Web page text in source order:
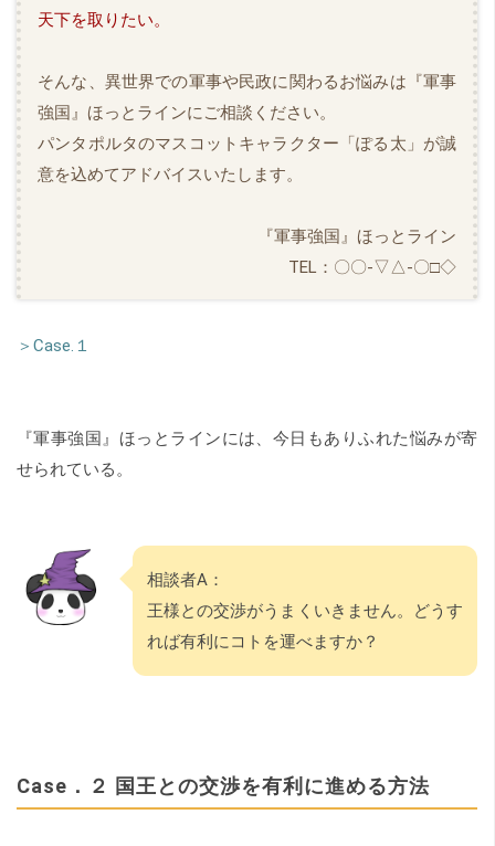
天下を取りたい。
そんな、異世界での軍事や民政に関わるお悩みは『軍事
強国』ほっとラインにご相談ください。
パンタポルタのマスコットキャラクター「ぽる太」が誠
意を込めてアドバイスいたします。
『軍事強国』ほっとライン
TEL：〇〇-▽△-〇□◇
＞Case.１
『軍事強国』ほっとラインには、今日もありふれた悩みが寄
せられている。
相談者A：
王様との交渉がうまくいきません。どうす
れば有利にコトを運べますか？
Case．２ 国王との交渉を有利に進める方法